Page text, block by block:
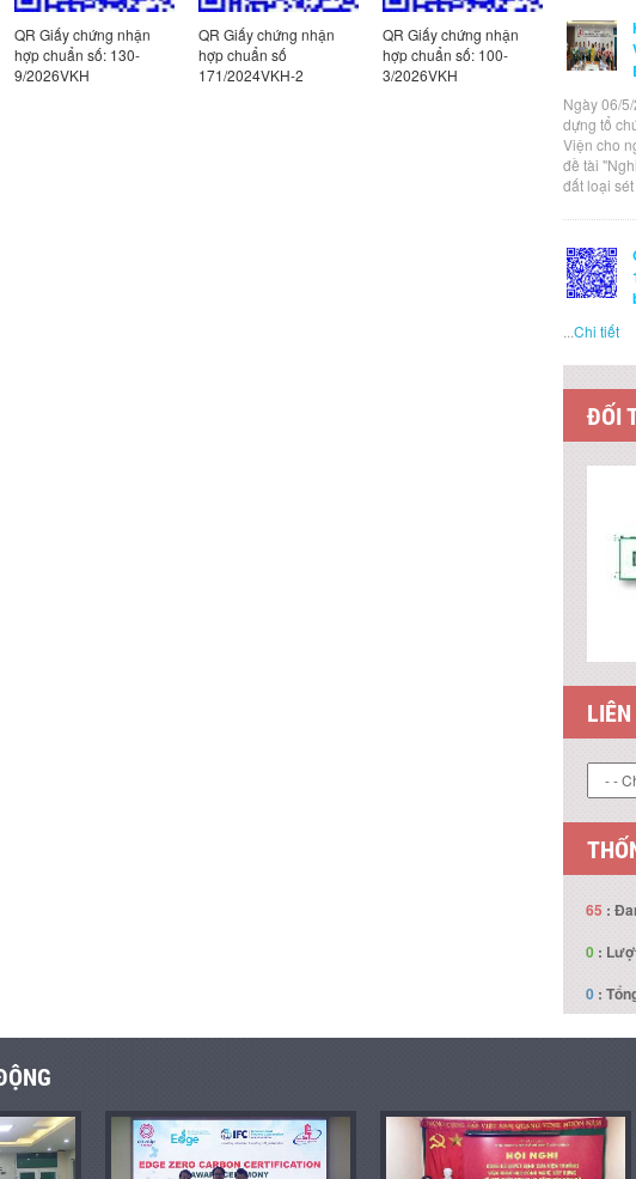
QR Giấy chứng nhận
hợp chuẩn số: 130-
9/2026VKH
QR Giấy chứng nhận
hợp chuẩn số
171/2024VKH-2
QR Giấy chứng nhận
hợp chuẩn số: 100-
3/2026VKH
QR Giấy
hợp
2/
Ngày 06/
dựng tổ
Viện cho
đề tài
đất loại
...Chi tiết
ĐỐI
65 :
0 :
0 :